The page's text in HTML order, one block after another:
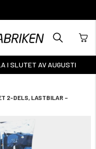
I SLUTET AV AUGUSTI
2-DELS, LASTBILAR –